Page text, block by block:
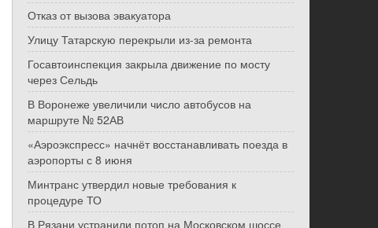
Отказ от вызова эвакуатора
Улицу Татарскую перекрыли из-за ремонта
Госавтоинспекция закрыла движение по мосту
через Сельдь
В Воронеже увеличили число автобусов на
маршруте № 52АВ
«Аэроэкспресс» начнёт восстанавливать поезда в
аэропорты с 8 июня
Минтранс утвердил новые требования к
процедуре ТО
В Рязани устранили потоп на Московском шоссе